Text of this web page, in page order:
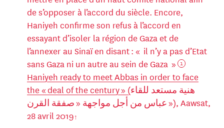
de s’opposer à l’accord du siècle. Encore,
Haniyeh confirme son refus à l’accord en
essayant d’isoler la région de Gaza et de
l’annexer au Sinaï en disant : « il n’y a pas d’Etat
sans Gaza ni un autre au sein de Gaza » 1
Haniyeh ready to meet Abbas in order to face
the « deal of the century » (هنية مستعد للقاء
عباس من أجل مواجهة « صفقة القرن »), Aawsat,
28 avril 2019